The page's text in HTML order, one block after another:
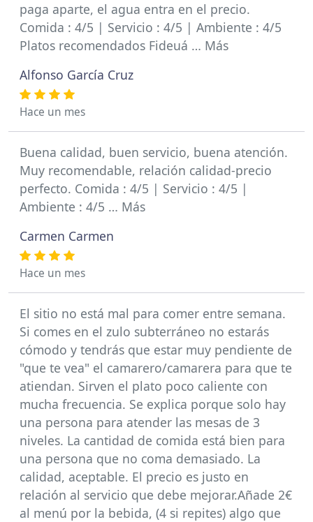
paga aparte, el agua entra en el precio.
Comida : 4/5 | Servicio : 4/5 | Ambiente : 4/5
Platos recomendados Fideuá … Más
Alfonso García Cruz
Hace un mes
Buena calidad, buen servicio, buena atención.
Muy recomendable, relación calidad-precio
perfecto. Comida : 4/5 | Servicio : 4/5 |
Ambiente : 4/5 … Más
Carmen Carmen
Hace un mes
El sitio no está mal para comer entre semana.
Si comes en el zulo subterráneo no estarás
cómodo y tendrás que estar muy pendiente de
"que te vea" el camarero/camarera para que te
atiendan. Sirven el plato poco caliente con
mucha frecuencia. Se explica porque solo hay
una persona para atender las mesas de 3
niveles. La cantidad de comida está bien para
una persona que no coma demasiado. La
calidad, aceptable. El precio es justo en
relación al servicio que debe mejorar.Añade 2€
al menú por la bebida, (4 si repites) algo que